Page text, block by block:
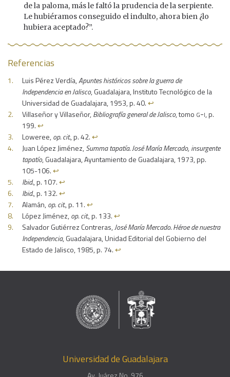
de la paloma, más le faltó la prudencia de la serpiente.
Le hubiéramos conseguido el indulto, ahora bien ¿lo
hubiera aceptado?”.
Referencias
Luis Pérez Verdía,Apuntes históricos sobre la guerra de
Independencia en Jalisco, Guadalajara, Instituto Tecnológico de la
Universidad de Guadalajara, 1953, p. 40.↩︎
Villaseñor y Villaseñor,Bibliografía general de Jalisco, tomo g-i, p.
199.↩︎
Loweree,op. cit., p. 42.↩︎
Juan López Jiménez,Summa tapatía. José María Mercado, insurgente
tapatío, Guadalajara, Ayuntamiento de Guadalajara, 1973, pp.
105-106.↩︎
Ibid., p. 107.↩︎
Ibid., p. 132.↩︎
Alamán,op. cit., p. 11.↩︎
López Jiménez,op. cit., p. 133.↩︎
Salvador Gutiérrez Contreras,José María Mercado. Héroe de nuestra
Independencia, Guadalajara, Unidad Editorial del Gobierno del
Estado de Jalisco, 1985, p. 74.↩︎
Universidad de Guadalajara